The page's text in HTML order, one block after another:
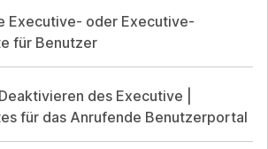
Executive- oder Executive-
für Benutzer
des Executive |
für das Anrufende Benutzerportal